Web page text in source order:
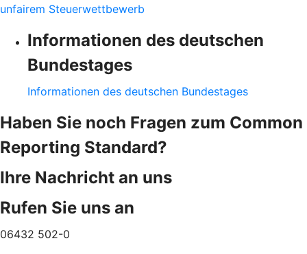
unfairem Steuerwettbewerb
Informationen des deutschen
Bundestages
Informationen des deutschen Bundestages
Haben Sie noch Fragen zum Common
Reporting Standard?
Ihre Nachricht an uns
Rufen Sie uns an
06432 502-0